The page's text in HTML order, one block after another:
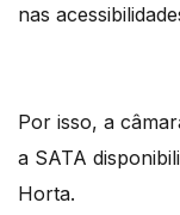
nas
Por isso, a
a SATA
Horta.